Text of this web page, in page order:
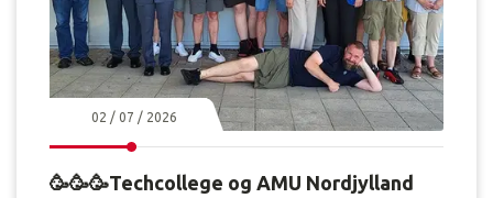
02 / 07 / 2026
🥳🥳🥳Techcollege og AMU Nordjylland